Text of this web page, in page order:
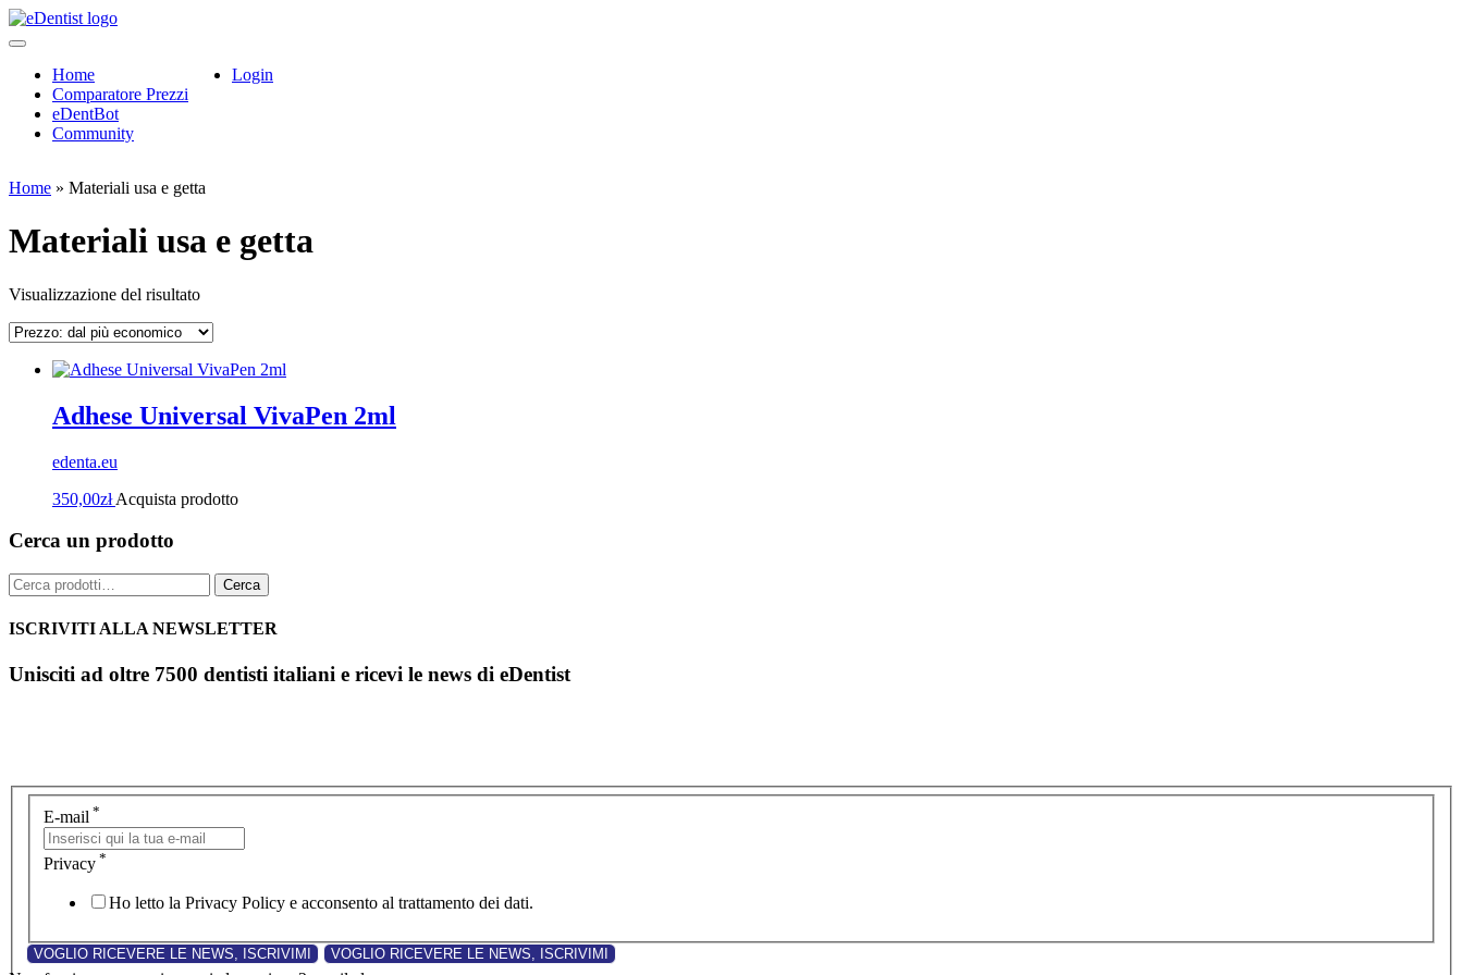
Home
Comparatore Prezzi
eDentBot
Community
Login
Home » Materiali usa e getta
Materiali usa e getta
Visualizzazione del risultato
Adhese Universal VivaPen 2ml
edenta.eu
350,00zł Acquista prodotto
Cerca un prodotto
Cerca: Cerca
ISCRIVITI ALLA NEWSLETTER
Unisciti ad oltre 7500 dentisti italiani e ricevi le news di eDentist
E-mail *
Privacy *
Ho letto la Privacy Policy e acconsento al trattamento dei dati.